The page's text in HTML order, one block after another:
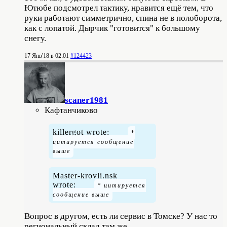
Ютюбе подсмотрел тактику, нравится ещё тем, что
руки работают симметрично, спина не в полоборота,
как с лопатой. Дырчик "готовится" к большому
снегу.
17 Янв'18 в 02:01 #124423
scaner1981
Кафтанчиково
killergot wrote:
Master-krovli.nsk
wrote:
Вопрос в другом, есть ли сервис в Томске? У нас то